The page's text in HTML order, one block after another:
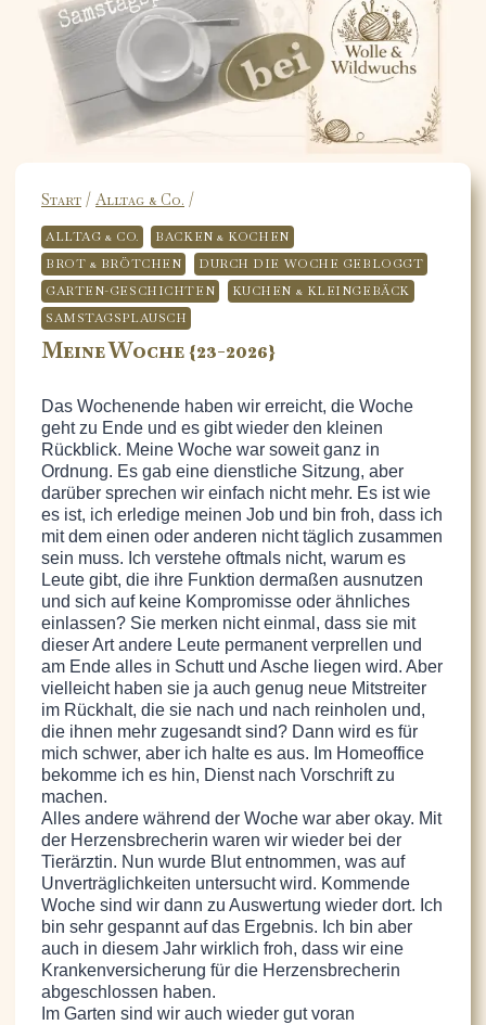
Start / Alltag & Co. /
ALLTAG & CO.
BACKEN & KOCHEN
BROT & BRÖTCHEN
DURCH DIE WOCHE GEBLOGGT
GARTEN-GESCHICHTEN
KUCHEN & KLEINGEBÄCK
SAMSTAGSPLAUSCH
Meine Woche {23-2026}
Das Wochenende haben wir erreicht, die Woche
geht zu Ende und es gibt wieder den kleinen
Rückblick. Meine Woche war soweit ganz in
Ordnung. Es gab eine dienstliche Sitzung, aber
darüber sprechen wir einfach nicht mehr. Es ist wie
es ist, ich erledige meinen Job und bin froh, dass ich
mit dem einen oder anderen nicht täglich zusammen
sein muss. Ich verstehe oftmals nicht, warum es
Leute gibt, die ihre Funktion dermaßen ausnutzen
und sich auf keine Kompromisse oder ähnliches
einlassen? Sie merken nicht einmal, dass sie mit
dieser Art andere Leute permanent verprellen und
am Ende alles in Schutt und Asche liegen wird. Aber
vielleicht haben sie ja auch genug neue Mitstreiter
im Rückhalt, die sie nach und nach reinholen und,
die ihnen mehr zugesandt sind? Dann wird es für
mich schwer, aber ich halte es aus. Im Homeoffice
bekomme ich es hin, Dienst nach Vorschrift zu
machen.
Alles andere während der Woche war aber okay. Mit
der Herzensbrecherin waren wir wieder bei der
Tierärztin. Nun wurde Blut entnommen, was auf
Unverträglichkeiten untersucht wird. Kommende
Woche sind wir dann zu Auswertung wieder dort. Ich
bin sehr gespannt auf das Ergebnis. Ich bin aber
auch in diesem Jahr wirklich froh, dass wir eine
Krankenversicherung für die Herzensbrecherin
abgeschlossen haben.
Im Garten sind wir auch wieder gut voran